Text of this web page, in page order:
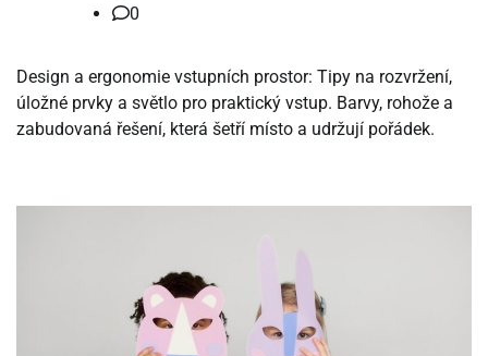
0
Design a ergonomie vstupních prostor: Tipy na rozvržení,
úložné prvky a světlo pro praktický vstup. Barvy, rohože a
zabudovaná řešení, která šetří místo a udržují pořádek.